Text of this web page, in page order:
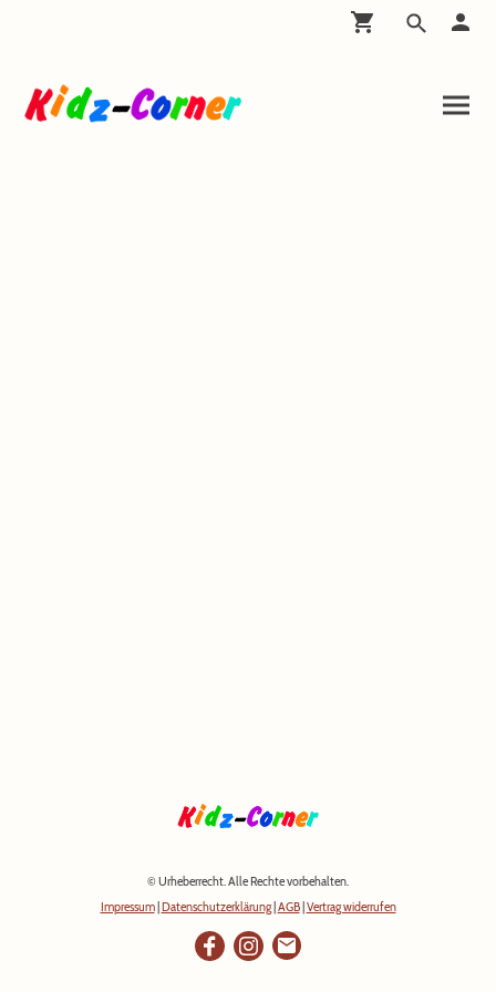
© Urheberrecht. Alle Rechte vorbehalten.
Impressum| Datenschutzerklärung| AGB| Vertrag widerrufen